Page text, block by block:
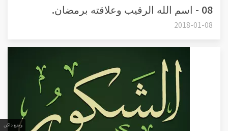
وضع داكن
08 - اسم الله الرقيب وعلاقته برمضان.
2018-01-08